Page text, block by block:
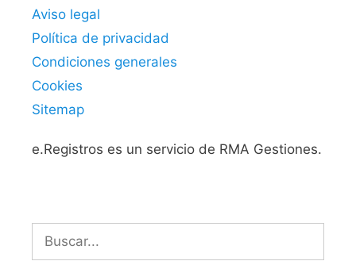
Aviso legal
Política de privacidad
Condiciones generales
Cookies
Sitemap
e.Registros es un servicio de RMA Gestiones.
Buscar: